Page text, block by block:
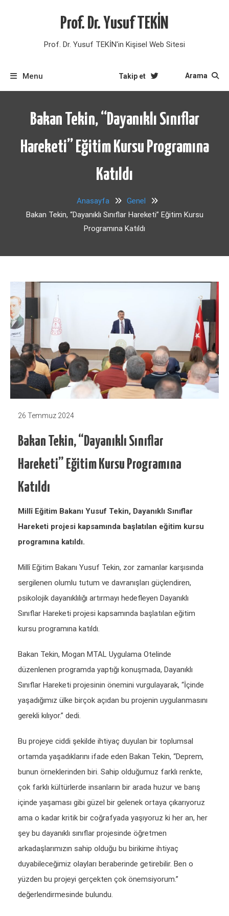
Prof. Dr. Yusuf TEKİN
Prof. Dr. Yusuf TEKİN'in Kişisel Web Sitesi
Menu Takip et Arama
Bakan Tekin, “Dayanıklı Sınıflar
Hareketi” Eğitim Kursu Programına
Katıldı
Anasayfa
Genel
Bakan Tekin, “Dayanıklı Sınıflar Hareketi” Eğitim Kursu
Programına Katıldı
26 Temmuz 2024
Bakan Tekin, “Dayanıklı Sınıflar
Hareketi” Eğitim Kursu Programına
Katıldı
Millî Eğitim Bakanı Yusuf Tekin, Dayanıklı Sınıflar
Hareketi projesi kapsamında başlatılan eğitim kursu
programına katıldı.
Millî Eğitim Bakanı Yusuf Tekin, zor zamanlar karşısında
sergilenen olumlu tutum ve davranışları güçlendiren,
psikolojik dayanıklılığı artırmayı hedefleyen Dayanıklı
Sınıflar Hareketi projesi kapsamında başlatılan eğitim
kursu programına katıldı.
Bakan Tekin, Mogan MTAL Uygulama Otelinde
düzenlenen programda yaptığı konuşmada, Dayanıklı
Sınıflar Hareketi projesinin önemini vurgulayarak, “İçinde
yaşadığımız ülke birçok açıdan bu projenin uygulanmasını
gerekli kılıyor.” dedi.
Bu projeye ciddi şekilde ihtiyaç duyulan bir toplumsal
ortamda yaşadıklarını ifade eden Bakan Tekin, “Deprem,
bunun örneklerinden biri. Sahip olduğumuz farklı renkte,
çok farklı kültürlerde insanların bir arada huzur ve barış
içinde yaşaması gibi güzel bir gelenek ortaya çıkarıyoruz
ama o kadar kritik bir coğrafyada yaşıyoruz ki her an, her
şey bu dayanıklı sınıflar projesinde öğretmen
arkadaşlarımızın sahip olduğu bu birikime ihtiyaç
duyabileceğimiz olayları beraberinde getirebilir. Ben o
yüzden bu projeyi gerçekten çok önemsiyorum.”
değerlendirmesinde bulundu.